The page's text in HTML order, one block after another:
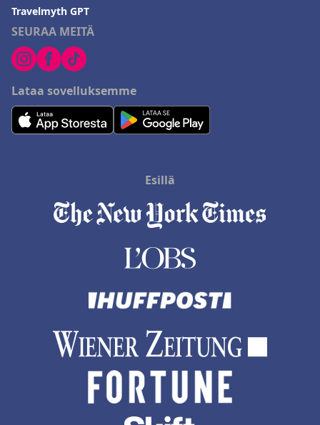
SEURAA MEITÄ
Lataa sovelluksemme
Travelmyth GPT
Esillä